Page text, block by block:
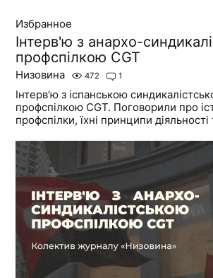
Избранное
Інтерв'ю з анархо-
профспілкою CGT
Низовина 472 1
Інтерв’ю з іспанською
профспілкою CGT. Поговорили про
профспілки, їхні принципи діяльності